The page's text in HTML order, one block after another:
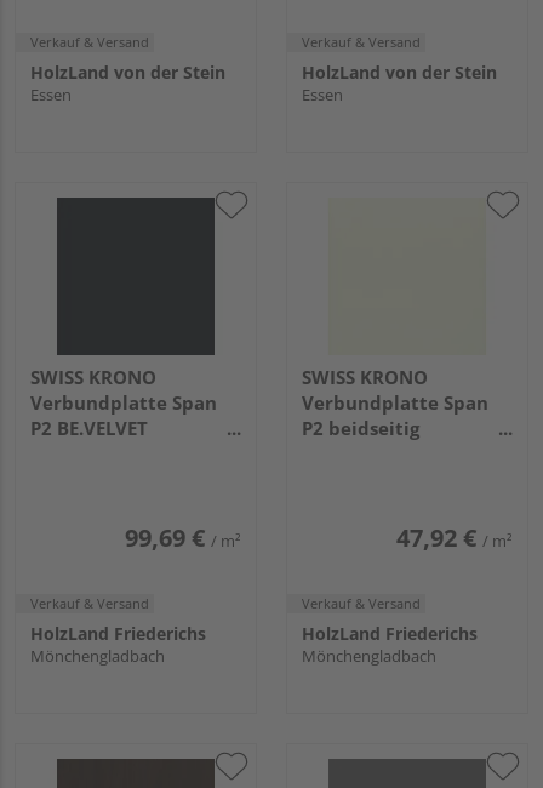
Verkauf & Versand
HolzLand von der Stein
Essen
Verkauf & Versand
HolzLand von der Stein
Essen
SWISS KRONO
Verbundplatte Span
P2 BE.VELVET
99,69 € / m²
Verkauf & Versand
HolzLand Friederichs
Mönchengladbach
SWISS KRONO
Verbundplatte Span
P2 beidseitig
47,92 € / m²
Verkauf & Versand
HolzLand Friederichs
Mönchengladbach